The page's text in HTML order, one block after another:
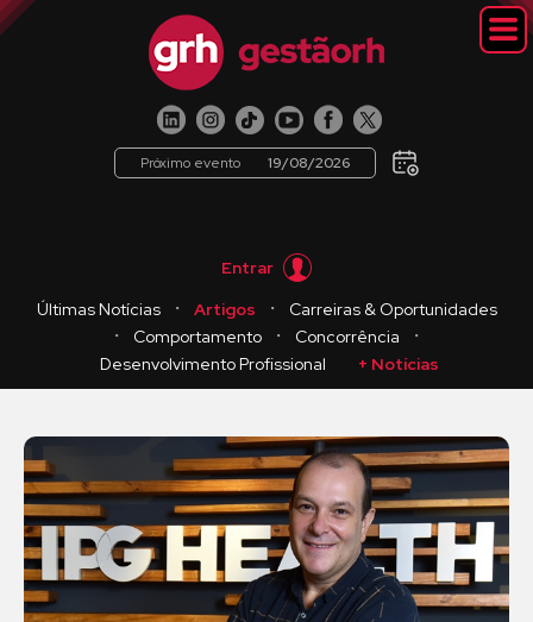
Próximo evento 19/08/2026
Entrar
Últimas Notícias
・ Artigos ・
Carreiras & Oportunidades
・
Comportamento ・ Concorrência
・
Desenvolvimento Profissional
+ Notícias